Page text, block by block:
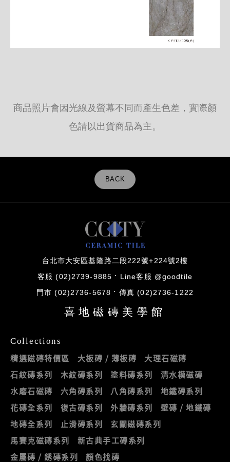
商品照片會因光線及螢幕不同而產生色差，實際顏
色請以出貨商品為主。
BACK
台北市大安區基隆路二段222號+224號2樓
客服 (02)2739-9885 Line客服 @goodtile
門市 (02)2736-5678 傳真 (02)2736-1222
喜地磁磚美學館
Collections
精選磁磚特價區 大板磚 / 薄板磚
大理石磁磚
石紋磚系列
木紋磚系列 塗料磚系列
清水模磁磚
水磨石磁磚
六角磚系列 八角磚系列
地鐵磚系列
花磚全系列
復古磚系列 外牆磚系列
壁磚 / 地鐵磚
地磚全系列
止滑磚系列
玄關磁磚系列
馬賽克磁磚系列
新古典手工磚系列
金屬磚 / 銹磚系列
顏色找磚